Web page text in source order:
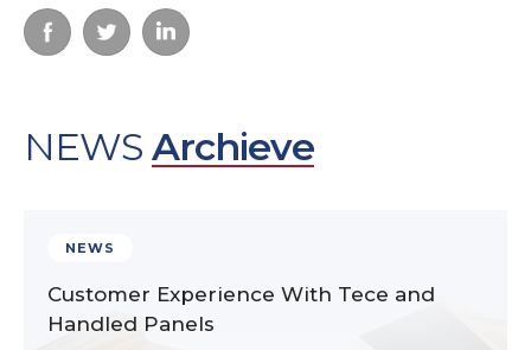
NEWS Archieve
NEWS
Customer Experience With Tece and
Handled Panels